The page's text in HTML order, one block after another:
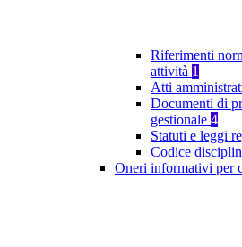
Riferimenti
attività 1
Atti
Documenti di
gestionale 4
Statuti e leggi
Codice
Oneri informativi per